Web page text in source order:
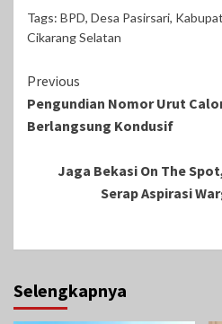
Tags: BPD, Desa Pasirsari,
Cikarang Selatan
Continue
Reading
Previous
Pengundian Nomor Urut
Berlangsung Kondusif
Jaga Bekasi On The
Serap Aspirasi
Selengkapnya